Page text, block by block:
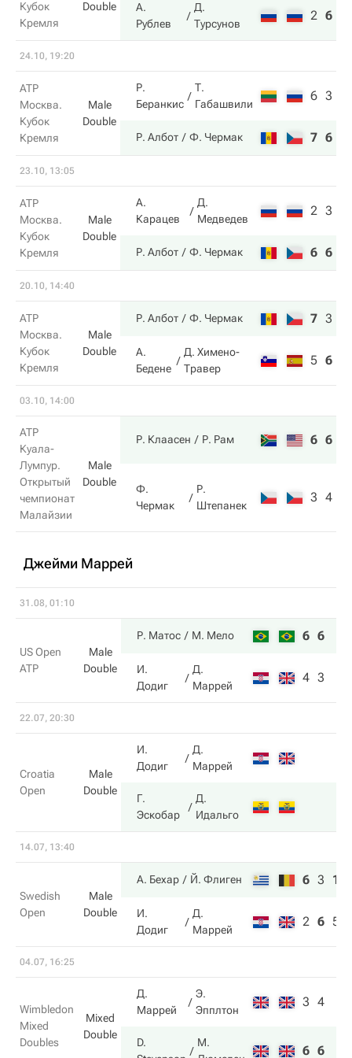
Кубок
Кремля
Double
А.
Рублев
Д.
Турсунов
2 6
24.10, 19:20
ATP
Москва.
Кубок
Кремля
Male
Double
Р.
Беранкис
Т.
Габашвили
6 3
Р. Албот Ф. Чермак 7 6
23.10, 13:05
ATP
Москва.
Кубок
Кремля
Male
Double
А.
Карацев
Д.
Медведев
2 3
Р. Албот Ф. Чермак 6 6
20.10, 14:40
ATP
Москва.
Кубок
Кремля
Male
Double
Р. Албот Ф. Чермак 7 3
А.
Бедене
Д. Химено-
Травер
5 6
03.10, 14:00
ATP
Куала-
Лумпур.
Открытый
чемпионат
Малайзии
Male
Double
Р. Клаасен Р. Рам 6 6
Ф.
Чермак
Р.
Штепанек
3 4
Джейми Маррей
31.08, 01:10
US Open
ATP
Male
Double
Р. Матос М. Мело 6 6
И.
Додиг
Д.
Маррей
4 3
22.07, 20:30
Croatia
Open
Male
Double
И.
Додиг
Д.
Маррей
Г.
Эскобар
Д.
Идальго
14.07, 13:40
Swedish
Open
Male
Double
А. Бехар Й. Флиген 6 3 10
И.
Додиг
Д.
Маррей
2 6 5
04.07, 16:25
Wimbledon
Mixed
Doubles
Mixed
Double
Д.
Маррей
Э.
Эпплтон
3 4
D.
М.
6 6